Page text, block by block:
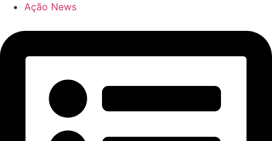
Ação News